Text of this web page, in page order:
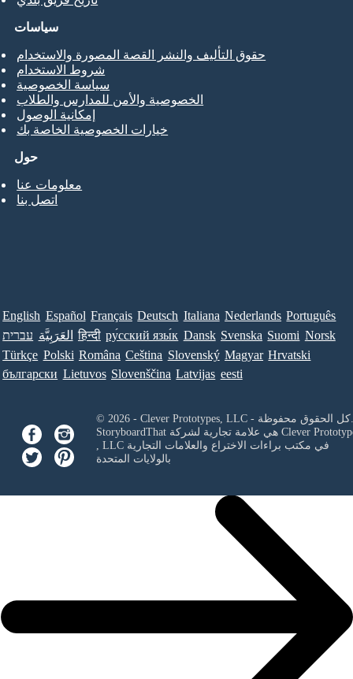
حول
معلومات عنا
اتصل بنا
سياسات
حقوق التأليف والنشر القصة المصورة والاستخدام
شروط الاستخدام
سياسة الخصوصية
الخصوصية والأمن للمدارس والطلاب
إمكانية الوصول
خيارات الخصوصية الخاصة بك
English Español Français Deutsch Italiana Nederlands Português
עברית العَرَبِيَّة हिन्दी ру́сский язы́к Dansk Svenska Suomi Norsk
Türkçe Polski Româna Ceština Slovenský Magyar Hrvatski
български Lietuvos Slovenščina Latvijas eesti
© 2026 - Clever Prototypes, LLC - كل الحقوق محفوظة.
StoryboardThat هي علامة تجارية لشركة Clever
, LLCفي مكتب براءات الاختراع والعلامات التجارية
بالولايات المتحدة